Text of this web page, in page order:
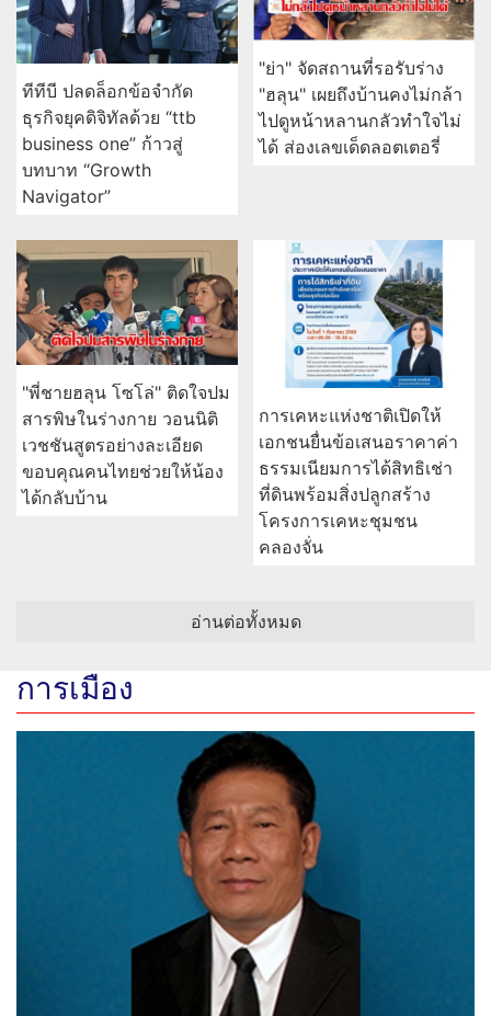
ทีทีบี ปลดล็อกข้อจำกัด
ธุรกิจยุคดิจิทัลด้วย “ttb
business one” ก้าวสู่
บทบาท “Growth
Navigator”
"ย่า" จัดสถานที่รอรับร่าง
"ฮลุน" เผยถึงบ้านคงไม่กล้า
ไปดูหน้าหลานกลัวทำใจไม่
ได้ ส่องเลขเด็ดลอตเตอรี่
"พี่ชายฮลุน โซโล่" ติดใจปม
สารพิษในร่างกาย วอนนิติ
เวชชันสูตรอย่างละเอียด
ขอบคุณคนไทยช่วยให้น้อง
ได้กลับบ้าน
การเคหะแห่งชาติเปิดให้
เอกชนยื่นข้อเสนอราคาค่า
ธรรมเนียมการได้สิทธิเช่า
ที่ดินพร้อมสิ่งปลูกสร้าง
โครงการเคหะชุมชน
คลองจั่น
อ่านต่อทั้งหมด
การเมือง